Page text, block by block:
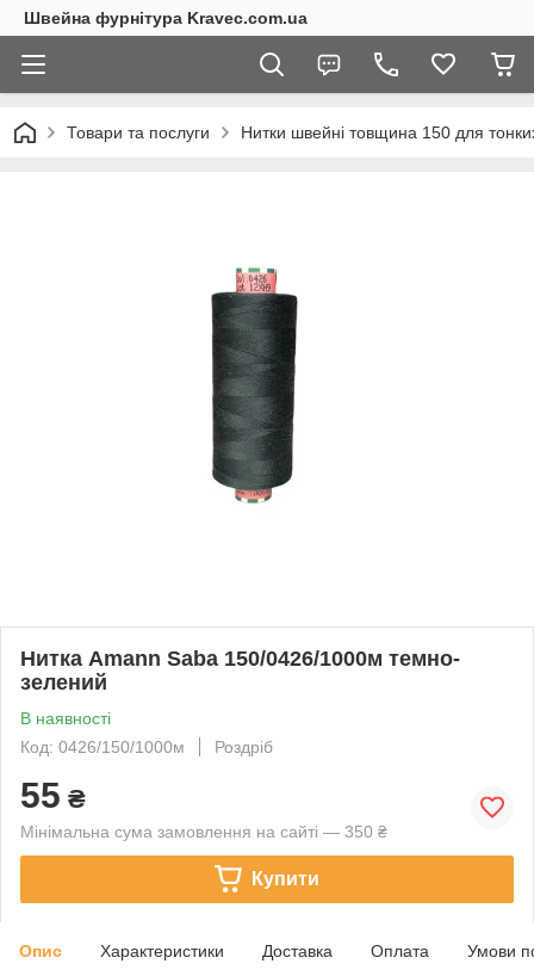
Швейна фурнітура Kravec.com.ua
Товари та послуги Нитки швейні товщина 150 для
Нитка Amann Saba 150/0426/1000м темно-
зелений
В наявності
Код: 0426/150/1000м
Роздріб
55 ₴
Мінімальна сума замовлення на сайті — 350 ₴
Купити
Опис Характеристики Доставка Оплата Умови